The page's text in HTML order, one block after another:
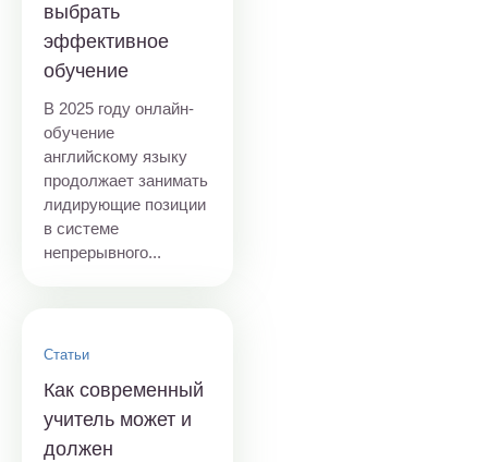
выбрать
эффективное
обучение
В 2025 году онлайн-
обучение
английскому языку
продолжает занимать
лидирующие позиции
в системе
непрерывного...
Статьи
Как современный
учитель может и
должен